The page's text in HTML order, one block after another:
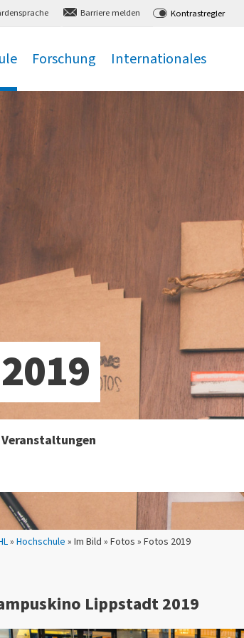
, Barriere melden Kontrastregler
Forschung Internationales
sind hier:
» Hochschule » Im Bild » Fotos » Fotos 2019
Lippstadt 2019